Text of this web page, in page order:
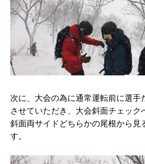
次に、大会の為に通常運転前に選手
させていただき、大会斜面チェック
斜面両サイドどちらかの尾根から見
す。